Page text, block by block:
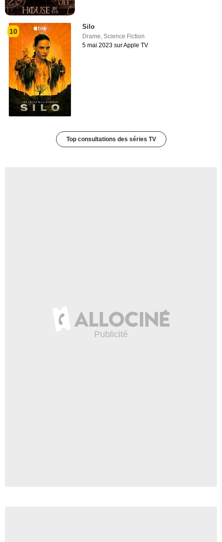
10
Silo
Drame,Science Fiction
5 mai 2023 sur Apple TV
Top consultations des séries TV